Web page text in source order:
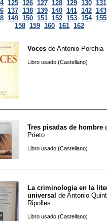
125 126 127 128 129 130 131
137 138 139 140 141 142 143
149 150 151 152 153 154 155
158 159 160 161 162
Voces de Antonio Porchia
Libro usado (Castellano)
Tres pisadas de hombre
Prieto
Libro usado (Castellano)
La criminologia en la
universal de Antonio
Ripolles
Libro usado (Castellano)